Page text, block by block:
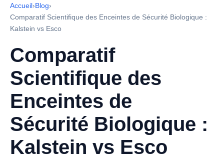
Accueil›Blog›
Comparatif Scientifique des Enceintes de Sécurité Biologique :
Kalstein vs Esco
Comparatif
Scientifique des
Enceintes de
Sécurité Biologique :
Kalstein vs Esco